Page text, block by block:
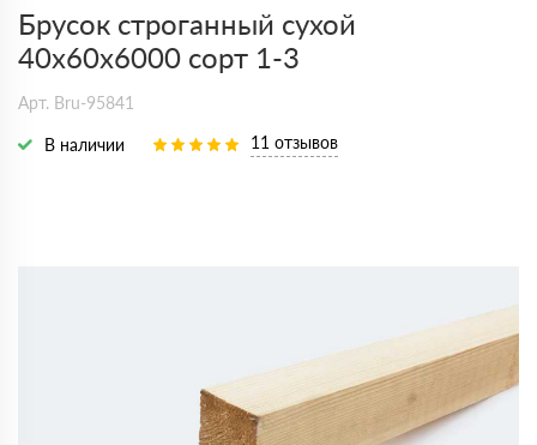
Брусок строганный сухой
40х60х6000 сорт 1-3
Арт. Bru-95841
В наличии 11 отзывов